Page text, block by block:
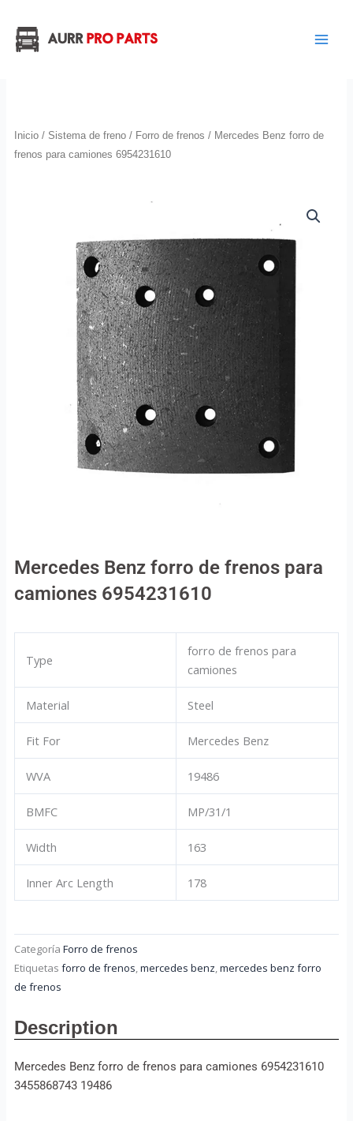
contenido
Inicio/ Sistema de freno/ Forro de frenos / Mercedes Benz forro de
frenos para camiones 6954231610
Mercedes Benz forro de frenos para
camiones 6954231610
Type
forro de frenos para
camiones
Material Steel
Fit For Mercedes Benz
WVA 19486
BMFC MP/31/1
Width 163
Inner Arc Length 178
Categoría Forro de frenos
Etiquetas forro de frenos,mercedes benz,mercedes benz forro
de frenos
Description
Mercedes Benz forro de frenos para camiones 6954231610
3455868743 19486